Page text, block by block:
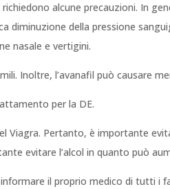
alcune precauzioni. In
diminuzione della pressione
nasale e vertigini.
Inoltre, l’avanafil può causare
per la DE.
Viagra. Pertanto, è importante
evitare l’alcol in quanto può
il proprio medico di tutti i